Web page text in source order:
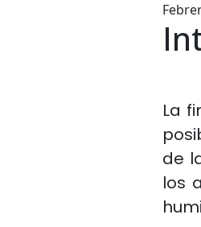
La
de
los